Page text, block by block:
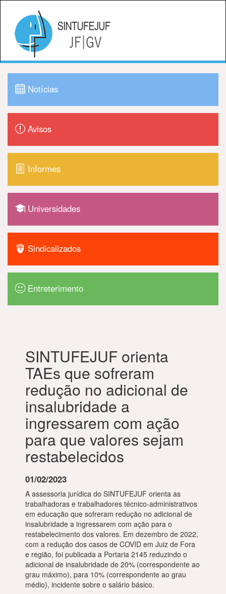
Notícias
Avisos
Informes
Universidades
Sindicalizados
Entreterimento
SINTUFEJUF orienta
TAEs que sofreram
redução no adicional de
insalubridade a
ingressarem com ação
para que valores sejam
restabelecidos
01/02/2023
A assessoria jurídica do SINTUFEJUF orienta as
trabalhadoras e trabalhadores técnico-administrativos
em educação que sofreram redução no adicional de
insalubridade a ingressarem com ação para o
restabelecimento dos valores. Em dezembro de 2022,
com a redução dos casos de COVID em Juiz de Fora
e região, foi publicada a Portaria 2145 reduzindo o
adicional de insalubridade de 20% (correspondente ao
grau máximo), para 10% (correspondente ao grau
médio), incidente sobre o salário básico.